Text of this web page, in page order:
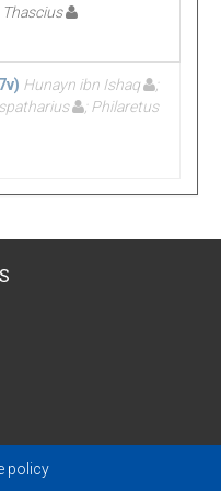
Thascius
Hunayn ibn Ishaq
;
; Philaretus
policy